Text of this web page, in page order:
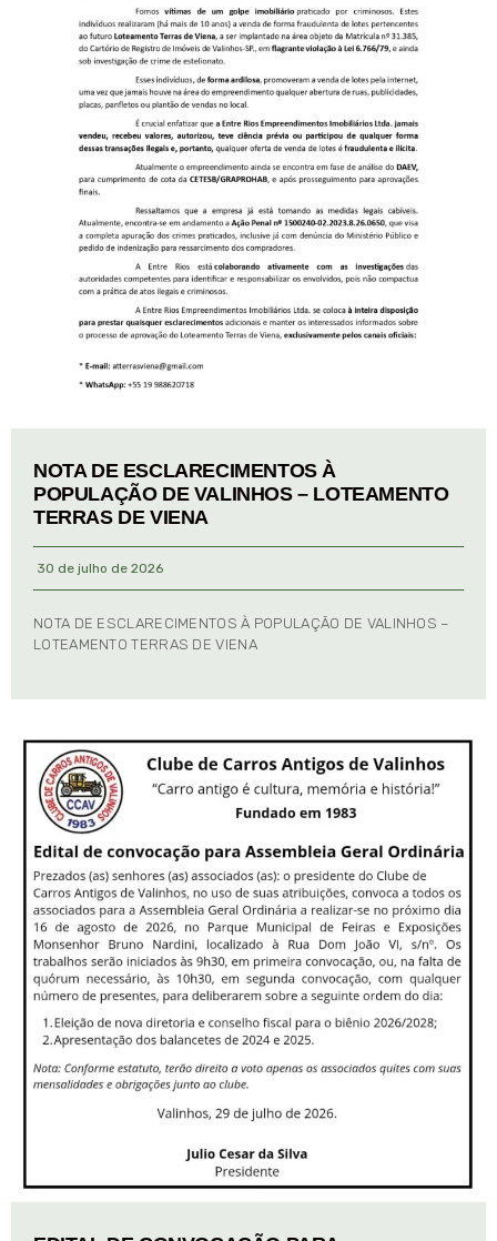
NOTA DE ESCLARECIMENTOS À
POPULAÇÃO DE VALINHOS – LOTEAMENTO
TERRAS DE VIENA
30 de julho de 2026
NOTA DE ESCLARECIMENTOS À POPULAÇÃO DE VALINHOS –
LOTEAMENTO TERRAS DE VIENA